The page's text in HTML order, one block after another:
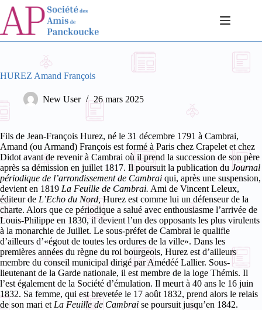
Passer
contenu
HUREZ Amand François
New User 26 mars 2025
Fils de Jean-François Hurez, né le 31 décembre 1791 à Cambrai,
Amand (ou Armand) François est formé à Paris chez Crapelet et chez
Didot avant de revenir à Cambrai où il prend la succession de son père
après sa démission en juillet 1817. Il poursuit la publication du Journal
périodique de l’arrondissement de Cambrai qui, après une suspension,
devient en 1819 La Feuille de Cambrai. Ami de Vincent Leleux,
éditeur de L’Echo du Nord, Hurez est comme lui un défenseur de la
charte. Alors que ce périodique a salué avec enthousiasme l’arrivée de
Louis-Philippe en 1830, il devient l’un des opposants les plus virulents
à la monarchie de Juillet. Le sous-préfet de Cambrai le qualifie
d’ailleurs d’«égout de toutes les ordures de la ville». Dans les
premières années du règne du roi bourgeois, Hurez est d’ailleurs
membre du conseil municipal dirigé par Amédéé Lallier. Sous-
lieutenant de la Garde nationale, il est membre de la loge Thémis. Il
l’est également de la Société d’émulation. Il meurt à 40 ans le 16 juin
1832. Sa femme, qui est brevetée le 17 août 1832, prend alors le relais
de son mari et La Feuille de Cambrai se poursuit jusqu’en 1842.